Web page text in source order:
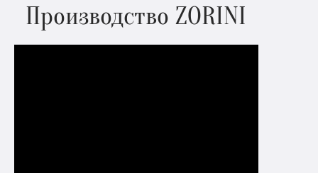
Производство ZORINI